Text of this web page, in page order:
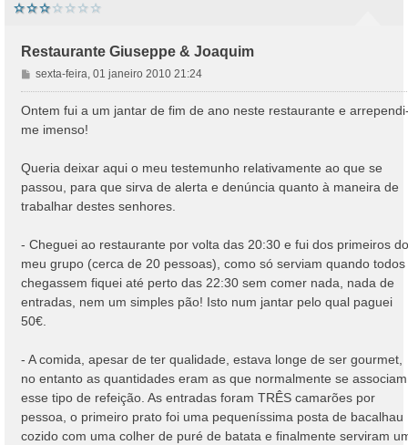
Restaurante Giuseppe & Joaquim
M
e
a
e
m
sexta-feira, 01 janeiro 2010 21:24
Ontem fui a um jantar de fim de ano neste restaurante e
me imenso!
Queria deixar aqui o meu testemunho relativamente ao que se
passou, para que sirva de alerta e denúncia quanto à maneira de
trabalhar destes senhores.
- Cheguei ao restaurante por volta das 20:30 e fui dos primeiros do
meu grupo (cerca de 20 pessoas), como só serviam quando todos
chegassem fiquei até perto das 22:30 sem comer nada, nada de
entradas, nem um simples pão! Isto num jantar pelo qual paguei
50€.
- A comida, apesar de ter qualidade, estava longe de ser gourmet,
no entanto as quantidades eram as que normalmente se
esse tipo de refeição. As entradas foram TRÊS camarões por
pessoa, o primeiro prato foi uma pequeníssima posta de bacalhau
cozido com uma colher de puré de batata e finalmente serviram